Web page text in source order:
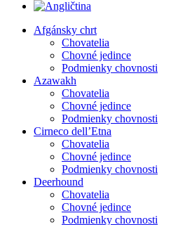
Afgánsky chrt
Chovatelia
Chovné jedince
Podmienky chovnosti
Azawakh
Chovatelia
Chovné jedince
Podmienky chovnosti
Cirneco dell’Etna
Chovatelia
Chovné jedince
Podmienky chovnosti
Deerhound
Chovatelia
Chovné jedince
Podmienky chovnosti